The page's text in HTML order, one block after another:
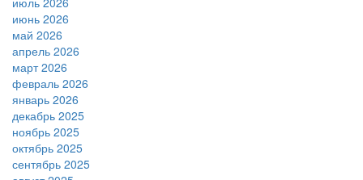
июнь 2026
май 2026
апрель 2026
март 2026
февраль 2026
январь 2026
декабрь 2025
ноябрь 2025
октябрь 2025
сентябрь 2025